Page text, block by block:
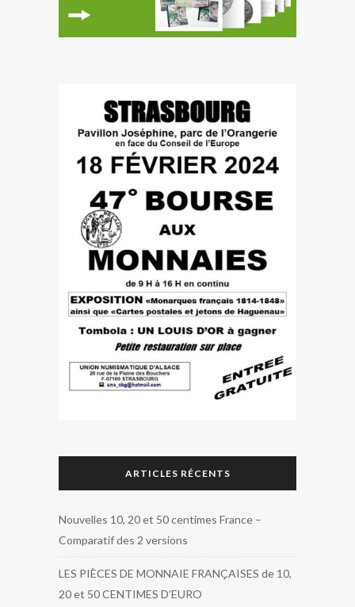
ARTICLES RÉCENTS
Nouvelles 10, 20 et 50 centimes France –
Comparatif des 2 versions
LES PIÈCES DE MONNAIE FRANÇAISES de 10,
20 et 50 CENTIMES D’EURO